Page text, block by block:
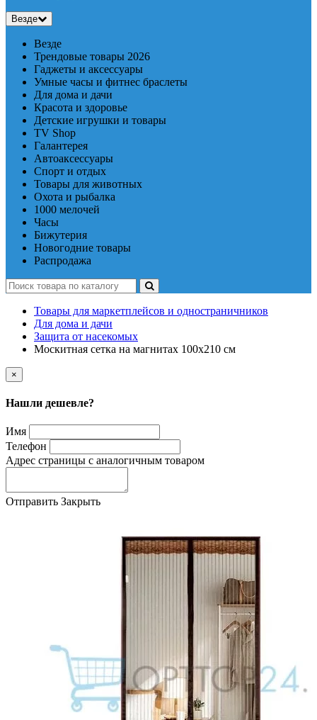
Везде
Везде
Трендовые товары 2026
Гаджеты и аксессуары
Умные часы и фитнес браслеты
Для дома и дачи
Красота и здоровье
Детские игрушки и товары
TV Shop
Галантерея
Автоаксессуары
Спорт и отдых
Товары для животных
Охота и рыбалка
1000 мелочей
Часы
Бижутерия
Новогодние товары
Распродажа
Товары для маркетплейсов и одностраничников
Для дома и дачи
Защита от насекомых
Москитная сетка на магнитах 100х210 см
×
Нашли дешевле?
Имя
Телефон
Адрес страницы с аналогичным товаром
Отправить Закрыть